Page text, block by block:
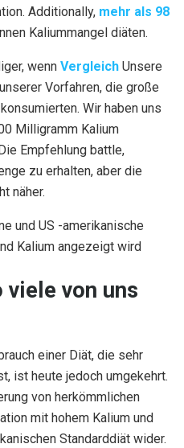
Additionally, mehr als 98
Kaliummangel diäten.
wenn Vergleich Unsere
Vorfahren, die große
Wir haben uns
Milligramm Kalium
Empfehlung battle,
zu erhalten, aber die
näher.
viele von uns
einer Diät, die sehr
ist heute jedoch umgekehrt.
von herkömmlichen
mit hohem Kalium und
Standarddiät wider.